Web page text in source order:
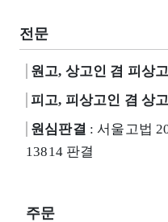
전문
원고, 상고인 겸 피상
피고, 피상고인 겸 상
원심판결 : 서울고법
13814 판결
주문